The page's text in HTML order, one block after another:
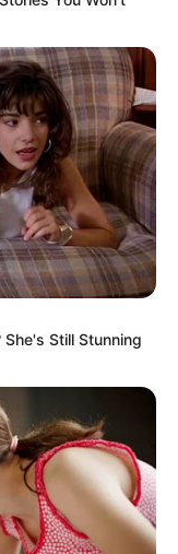
hozzá
formájában, és
azonosítókat
személyre
és tartalmak
eszközleolvasásos
és azonosítási
helyre kattintva
a fent
lehetőségként a
részletesebb
beállításait.
bizonyos
hozzájárulása, de
ellen. A
és rákattint az oldal